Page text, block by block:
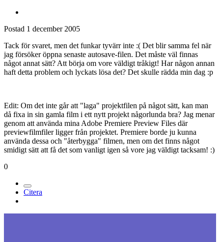
Postad 1 december 2005
Tack för svaret, men det funkar tyvärr inte :( Det blir samma fel när
jag försöker öppna senaste autosave-filen. Det måste väl finnas
något annat sätt? Att börja om vore väldigt tråkigt! Har någon annan
haft detta problem och lyckats lösa det? Det skulle rädda min dag :p
Edit: Om det inte går att "laga" projektfilen på något sätt, kan man
då fixa in sin gamla film i ett nytt projekt någorlunda bra? Jag menar
genom att använda mina Adobe Premiere Preview Files där
previewfilmfiler ligger från projektet. Premiere borde ju kunna
använda dessa och "återbygga" filmen, men om det finns något
smidigt sätt att få det som vanligt igen så vore jag väldigt tacksam! :)
0
Citera